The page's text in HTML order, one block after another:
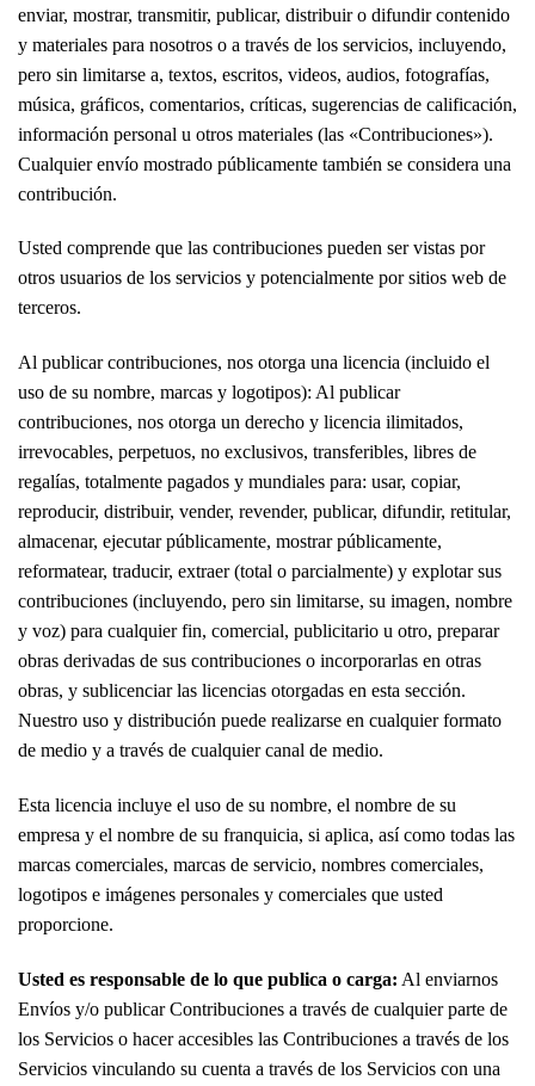
enviar, mostrar, transmitir, publicar, distribuir o difundir contenido
y materiales para nosotros o a través de los servicios, incluyendo,
pero sin limitarse a, textos, escritos, videos, audios, fotografías,
música, gráficos, comentarios, críticas, sugerencias de calificación,
información personal u otros materiales (las «Contribuciones»).
Cualquier envío mostrado públicamente también se considera una
contribución.
Usted comprende que las contribuciones pueden ser vistas por
otros usuarios de los servicios y potencialmente por sitios web de
terceros.
Al publicar contribuciones, nos otorga una licencia (incluido el
uso de su nombre, marcas y logotipos): Al publicar
contribuciones, nos otorga un derecho y licencia ilimitados,
irrevocables, perpetuos, no exclusivos, transferibles, libres de
regalías, totalmente pagados y mundiales para: usar, copiar,
reproducir, distribuir, vender, revender, publicar, difundir, retitular,
almacenar, ejecutar públicamente, mostrar públicamente,
reformatear, traducir, extraer (total o parcialmente) y explotar sus
contribuciones (incluyendo, pero sin limitarse, su imagen, nombre
y voz) para cualquier fin, comercial, publicitario u otro, preparar
obras derivadas de sus contribuciones o incorporarlas en otras
obras, y sublicenciar las licencias otorgadas en esta sección.
Nuestro uso y distribución puede realizarse en cualquier formato
de medio y a través de cualquier canal de medio.
Esta licencia incluye el uso de su nombre, el nombre de su
empresa y el nombre de su franquicia, si aplica, así como todas las
marcas comerciales, marcas de servicio, nombres comerciales,
logotipos e imágenes personales y comerciales que usted
proporcione.
Usted es responsable de lo que publica o carga: Al enviarnos
Envíos y/o publicar Contribuciones a través de cualquier parte de
los Servicios o hacer accesibles las Contribuciones a través de los
Servicios vinculando su cuenta a través de los Servicios con una